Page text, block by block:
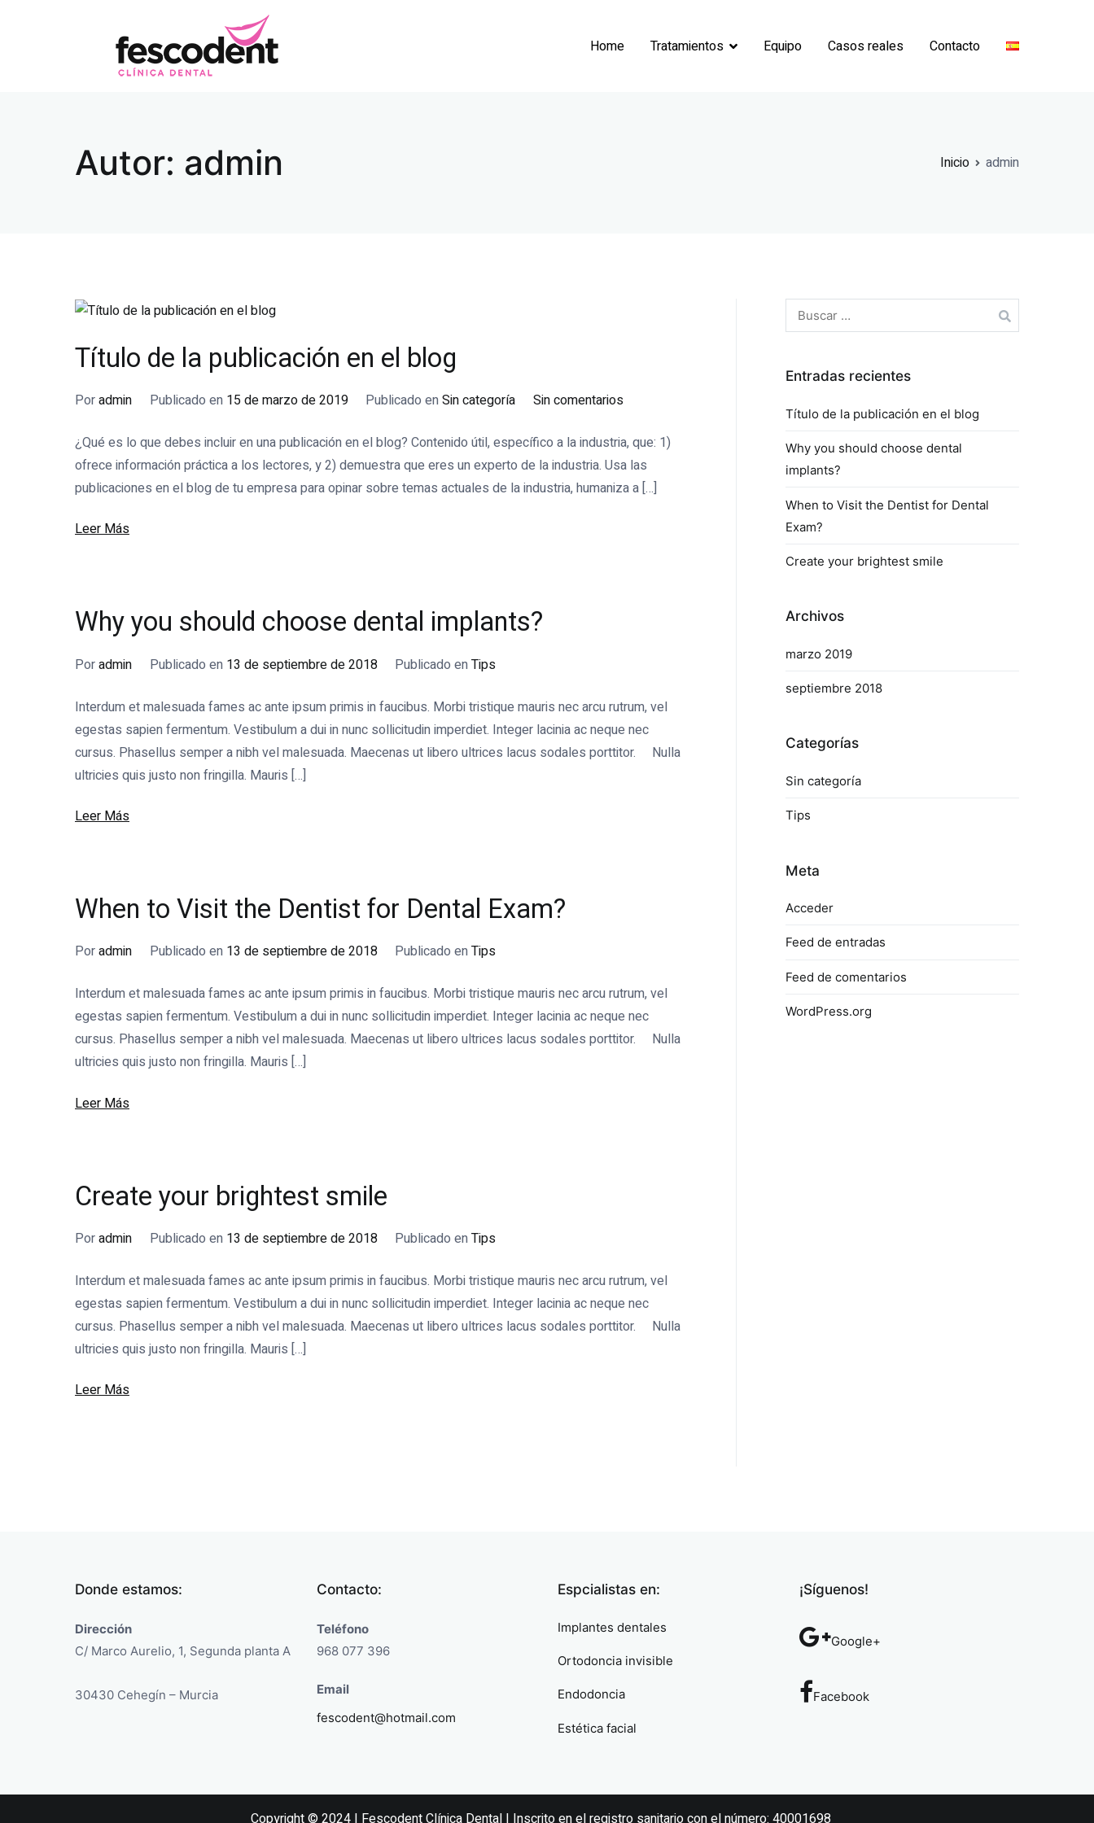
Home Tratamientos Equipo Casos reales Contacto
Autor: admin Inicio admin
Título de la publicación en el blog
Poradmin Publicado en 15 de marzo de 2019 Publicado enSin categoría Sin comentariosen
de
la
publicación
¿Qué es lo que debes incluir en una publicación en el blog? Contenido útil, específico a la industria, que: 1)
ofrece información práctica a los lectores, y 2) demuestra que eres un experto de la industria. Usa las
publicaciones en el blog de tu empresa para opinar sobre temas actuales de la industria, humaniza a […]
Leer Más
Why you should choose dental implants?
Poradmin Publicado en 13 de septiembre de 2018 Publicado enTips
Interdum et malesuada fames ac ante ipsum primis in faucibus. Morbi tristique mauris nec arcu rutrum, vel
egestas sapien fermentum. Vestibulum a dui in nunc sollicitudin imperdiet. Integer lacinia ac neque nec
cursus. Phasellus semper a nibh vel malesuada. Maecenas ut libero ultrices lacus sodales porttitor. Nulla
ultricies quis justo non fringilla. Mauris […]
Leer Más
When to Visit the Dentist for Dental Exam?
Poradmin Publicado en 13 de septiembre de 2018 Publicado enTips
Interdum et malesuada fames ac ante ipsum primis in faucibus. Morbi tristique mauris nec arcu rutrum, vel
egestas sapien fermentum. Vestibulum a dui in nunc sollicitudin imperdiet. Integer lacinia ac neque nec
cursus. Phasellus semper a nibh vel malesuada. Maecenas ut libero ultrices lacus sodales porttitor. Nulla
ultricies quis justo non fringilla. Mauris […]
Leer Más
Create your brightest smile
Poradmin Publicado en 13 de septiembre de 2018 Publicado enTips
Interdum et malesuada fames ac ante ipsum primis in faucibus. Morbi tristique mauris nec arcu rutrum, vel
egestas sapien fermentum. Vestibulum a dui in nunc sollicitudin imperdiet. Integer lacinia ac neque nec
cursus. Phasellus semper a nibh vel malesuada. Maecenas ut libero ultrices lacus sodales porttitor. Nulla
ultricies quis justo non fringilla. Mauris […]
Leer Más
Buscar:
Entradas recientes
Título de la publicación en el blog
Why you should choose dental
implants?
When to Visit the Dentist for Dental
Exam?
Create your brightest smile
Archivos
marzo 2019
septiembre 2018
Categorías
Sin categoría
Tips
Meta
Acceder
Feed de entradas
Feed de comentarios
WordPress.org
Donde estamos:
Dirección
C/ Marco Aurelio, 1, Segunda planta A
30430 Cehegín – Murcia
Contacto:
Teléfono
968 077 396
Email
fescodent@hotmail.com
Espcialistas en:
Implantes dentales
Ortodoncia invisible
Endodoncia
Estética facial
¡Síguenos!
Google+
Facebook
Copyright © 2024 | Fescodent Clínica Dental | Inscrito en el registro sanitario con el número: 40001698